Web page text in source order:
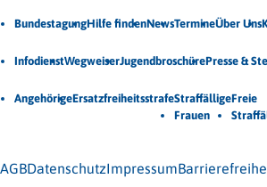
BundestagungHilfe findenNewsTermineÜber Uns
InfodienstWegweiserJugendbroschürePresse &
AngehörigeErsatzfreiheitsstrafeStraffällige
Frauen
Freie
AGBDatenschutzImpressum